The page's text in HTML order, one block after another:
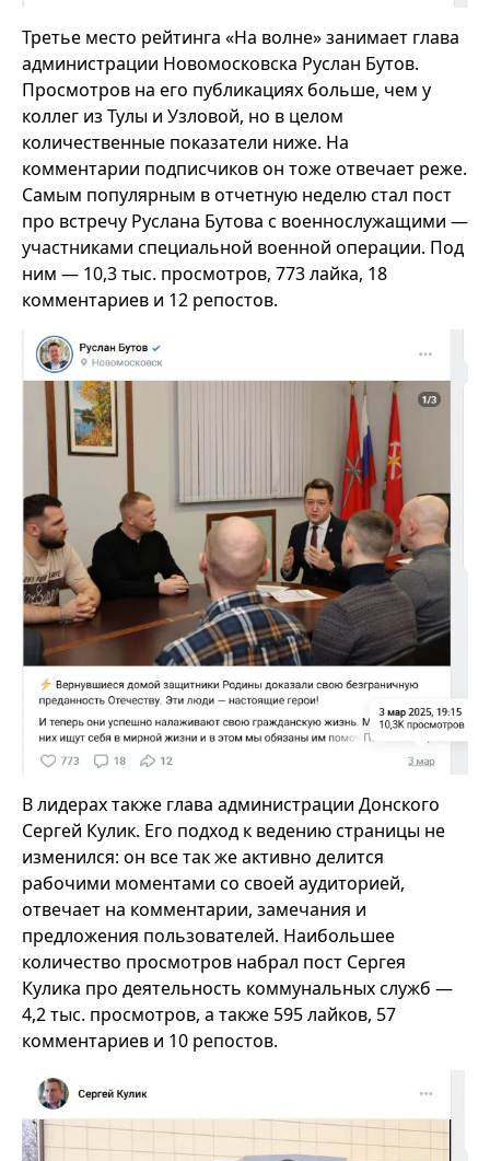
Третье место рейтинга «На волне» занимает глава
администрации Новомосковска Руслан Бутов.
Просмотров на его публикациях больше, чем у
коллег из Тулы и Узловой, но в целом
количественные показатели ниже. На
комментарии подписчиков он тоже отвечает реже.
Самым популярным в отчетную неделю стал пост
про встречу Руслана Бутова с военнослужащими —
участниками специальной военной операции. Под
ним — 10,3 тыс. просмотров, 773 лайка, 18
комментариев и 12 репостов.
В лидерах также глава администрации Донского
Сергей Кулик. Его подход к ведению страницы не
изменился: он все так же активно делится
рабочими моментами со своей аудиторией,
отвечает на комментарии, замечания и
предложения пользователей. Наибольшее
количество просмотров набрал пост Сергея
Кулика про деятельность коммунальных служб —
4,2 тыс. просмотров, а также 595 лайков, 57
комментариев и 10 репостов.